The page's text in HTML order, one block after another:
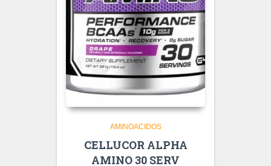
AMINOACIDOS
CELLUCOR ALPHA
AMINO 30 SERV